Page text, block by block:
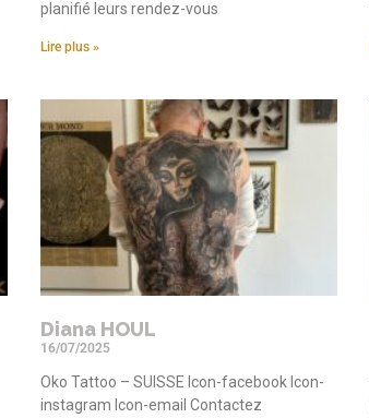
planifié leurs rendez-vous
Lire plus »
Diana HOUL
16/07/2025
Oko Tattoo – SUISSE Icon-facebook Icon-
instagram Icon-email Contactez